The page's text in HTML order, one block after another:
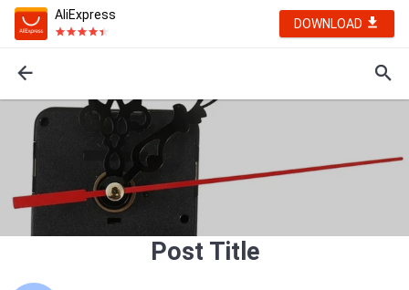
AliExpress
DOWNLOAD
Post Title